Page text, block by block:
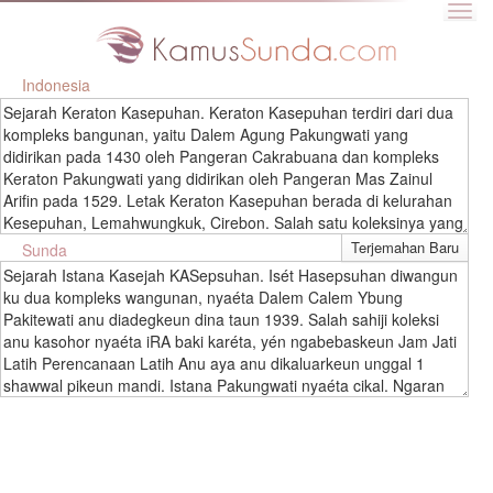
Indonesia
Sejarah Keraton Kasepuhan. Keraton Kasepuhan terdiri dari dua
kompleks bangunan, yaitu Dalem Agung Pakungwati yang
didirikan pada 1430 oleh Pangeran Cakrabuana dan kompleks
Keraton Pakungwati yang didirikan oleh Pangeran Mas Zainul
Arifin pada 1529. Letak Keraton Kasepuhan berada di kelurahan
Kesepuhan, Lemahwungkuk, Cirebon. Salah satu koleksinya yang
terkenal adalah Kereta Singa Barong, kereta kencana Sunan
Gunung Jati yang hanya dikeluarkan setiap 1 Syawal untuk
dimandikan. Keraton Pakungwati adalah cikal bakal Keraton
Kasepuhan. Nama Pakungwati berasal dari nama Ratu Dewi
Pakungwati binti Pangeran Cakrabuana yang menikah dengan
Sunan Gunung Jati. Pada 1529, cicit Sunan Gunung Jati yang
bernama Pangeran Mas Zainul Arifin atau Panembahan
Pakungwati I membangun keraton baru di sebelah barat daya
Sunda
Sejarah Istana Kasejah KASepsuhan. Isét Hasepsuhan diwangun
ku dua kompleks wangunan, nyaéta Dalem Calem Ybung
Pakitewati anu diadegkeun dina taun 1939. Salah sahiji koleksi
anu kasohor nyaéta iRA baki karéta, yén ngabebaskeun Jam Jati
Latih Perencanaan Latih Anu aya anu dikaluarkeun unggal 1
shawwal pikeun mandi. Istana Pakungwati nyaéta cikal. Ngaran